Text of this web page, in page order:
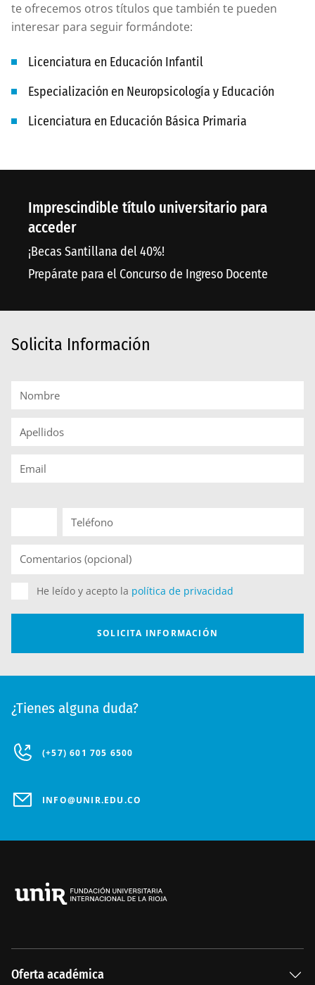
te ofrecemos otros títulos que también te pueden
interesar para seguir formándote:
Licenciatura en Educación Infantil
Especialización en Neuropsicología y Educación
Licenciatura en Educación Básica Primaria
Imprescindible título universitario para
acceder
¡Becas Santillana del 40%!
Prepárate para el Concurso de Ingreso Docente
Solicita Información
¿Tienes alguna duda?
(+57) 601 705 6500
INFO@UNIR.EDU.CO
Oferta académica